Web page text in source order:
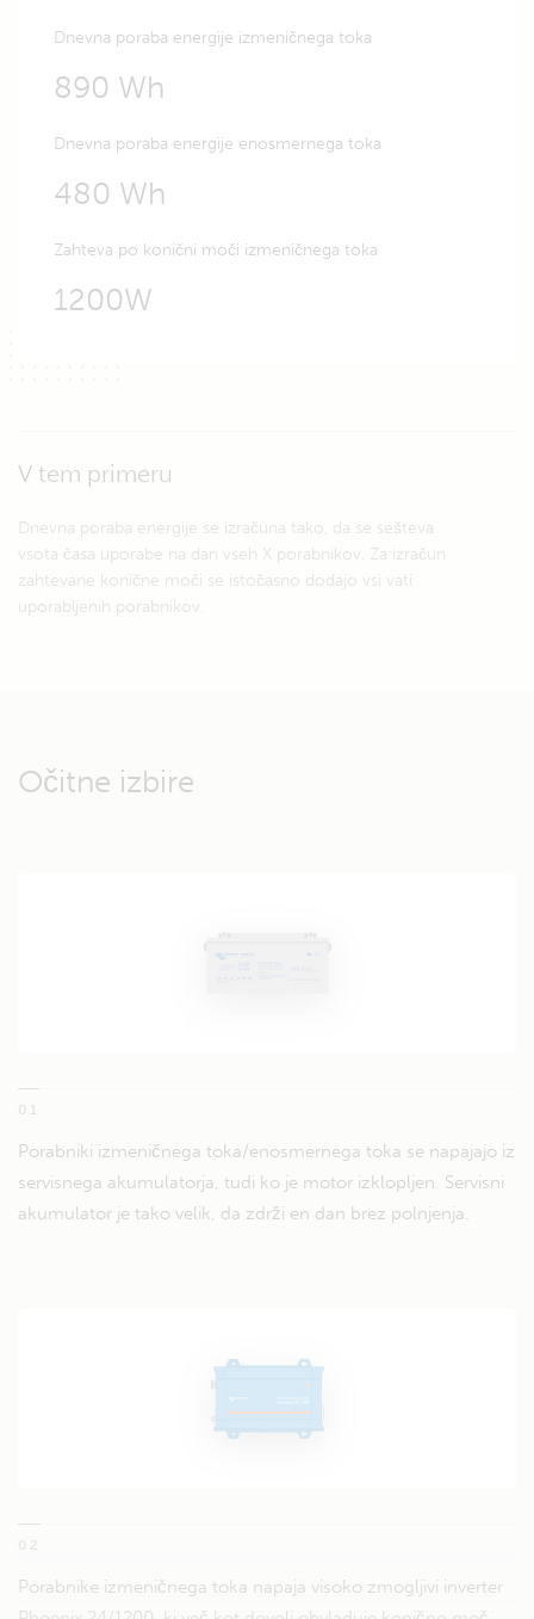
Dnevna poraba energije izmeničnega toka
890 Wh
Dnevna poraba energije enosmernega toka
480 Wh
Zahteva po konični moči izmeničnega toka
1200W
V tem primeru
Dnevna poraba energije se izračuna tako, da se sešteva
vsota časa uporabe na dan vseh X porabnikov. Za izračun
zahtevane konične moči se istočasno dodajo vsi vati
uporabljenih porabnikov.
Očitne izbire
01
Porabniki izmeničnega toka/enosmernega toka se napajajo iz
servisnega akumulatorja, tudi ko je motor izklopljen. Servisni
akumulator je tako velik, da zdrži en dan brez polnjenja.
02
Porabnike izmeničnega toka napaja visoko zmogljivi inverter